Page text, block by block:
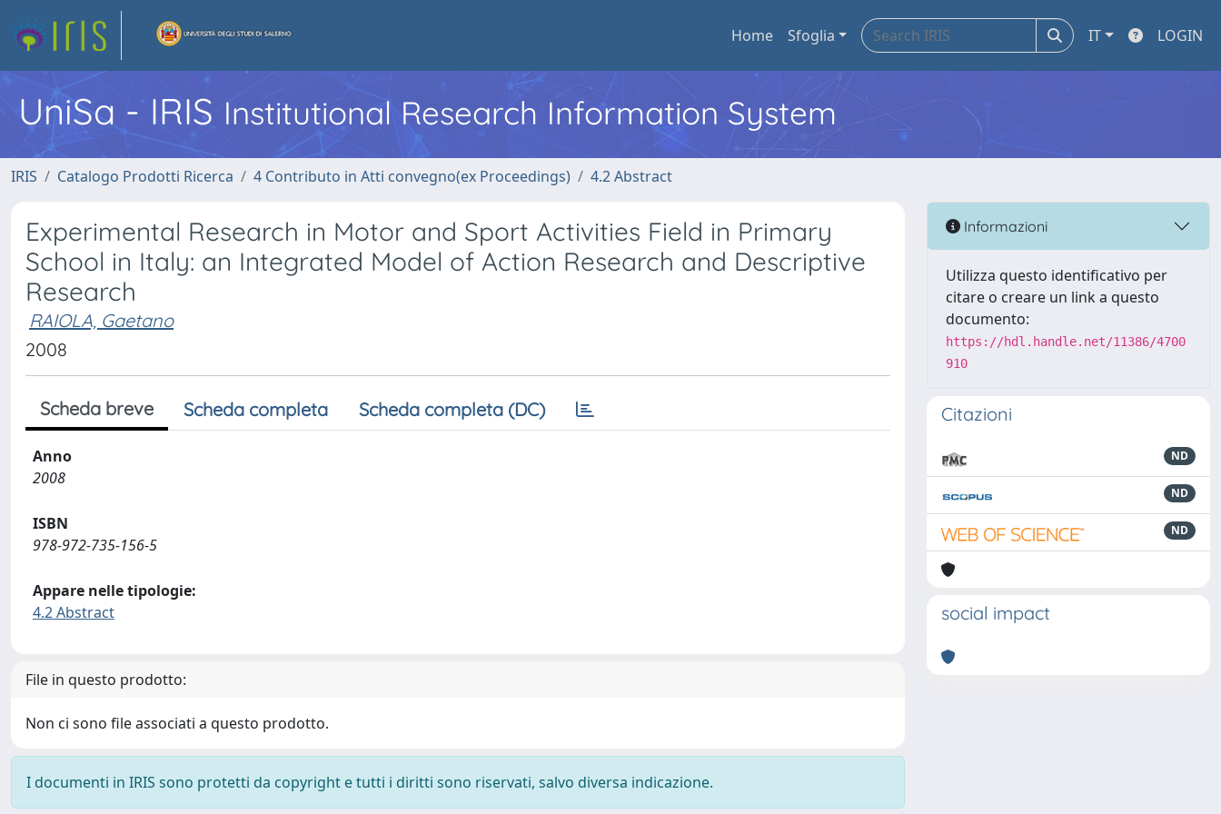
Home Sfoglia IT LOGIN
UniSa - IRIS Institutional Research Information System
IRIS Catalogo Prodotti Ricerca 4 Contributo in Atti convegno(ex Proceedings) 4.2 Abstract
Experimental Research in Motor and Sport Activities Field in Primary
School in Italy: an Integrated Model of Action Research and Descriptive
Research
RAIOLA, Gaetano
2008
Scheda breve Scheda completa Scheda completa (DC)
Anno
2008
ISBN
978-972-735-156-5
Appare nelle tipologie:
4.2 Abstract
File in questo prodotto:
Non ci sono file associati a questo prodotto.
I documenti in IRIS sono protetti da copyright e tutti i diritti sono riservati, salvo diversa indicazione.
Informazioni
Utilizza questo identificativo per
citare o creare un link a questo
documento:
https://hdl.handle.net/11386/4700
910
Citazioni
ND
ND
ND
social impact